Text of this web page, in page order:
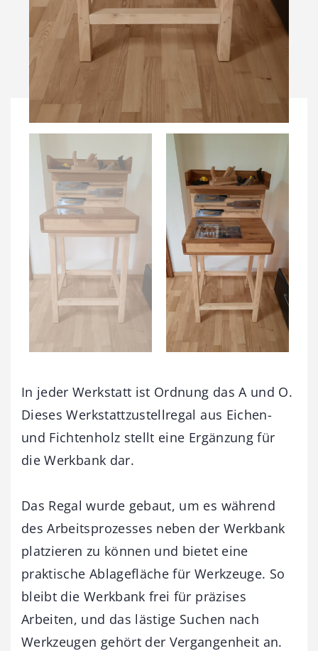
In jeder Werkstatt ist Ordnung das A und O.
Dieses Werkstattzustellregal aus Eichen-
und Fichtenholz stellt eine Ergänzung für
die Werkbank dar.
Das Regal wurde gebaut, um es während
des Arbeitsprozesses neben der Werkbank
platzieren zu können und bietet eine
praktische Ablagefläche für Werkzeuge. So
bleibt die Werkbank frei für präzises
Arbeiten, und das lästige Suchen nach
Werkzeugen gehört der Vergangenheit an.